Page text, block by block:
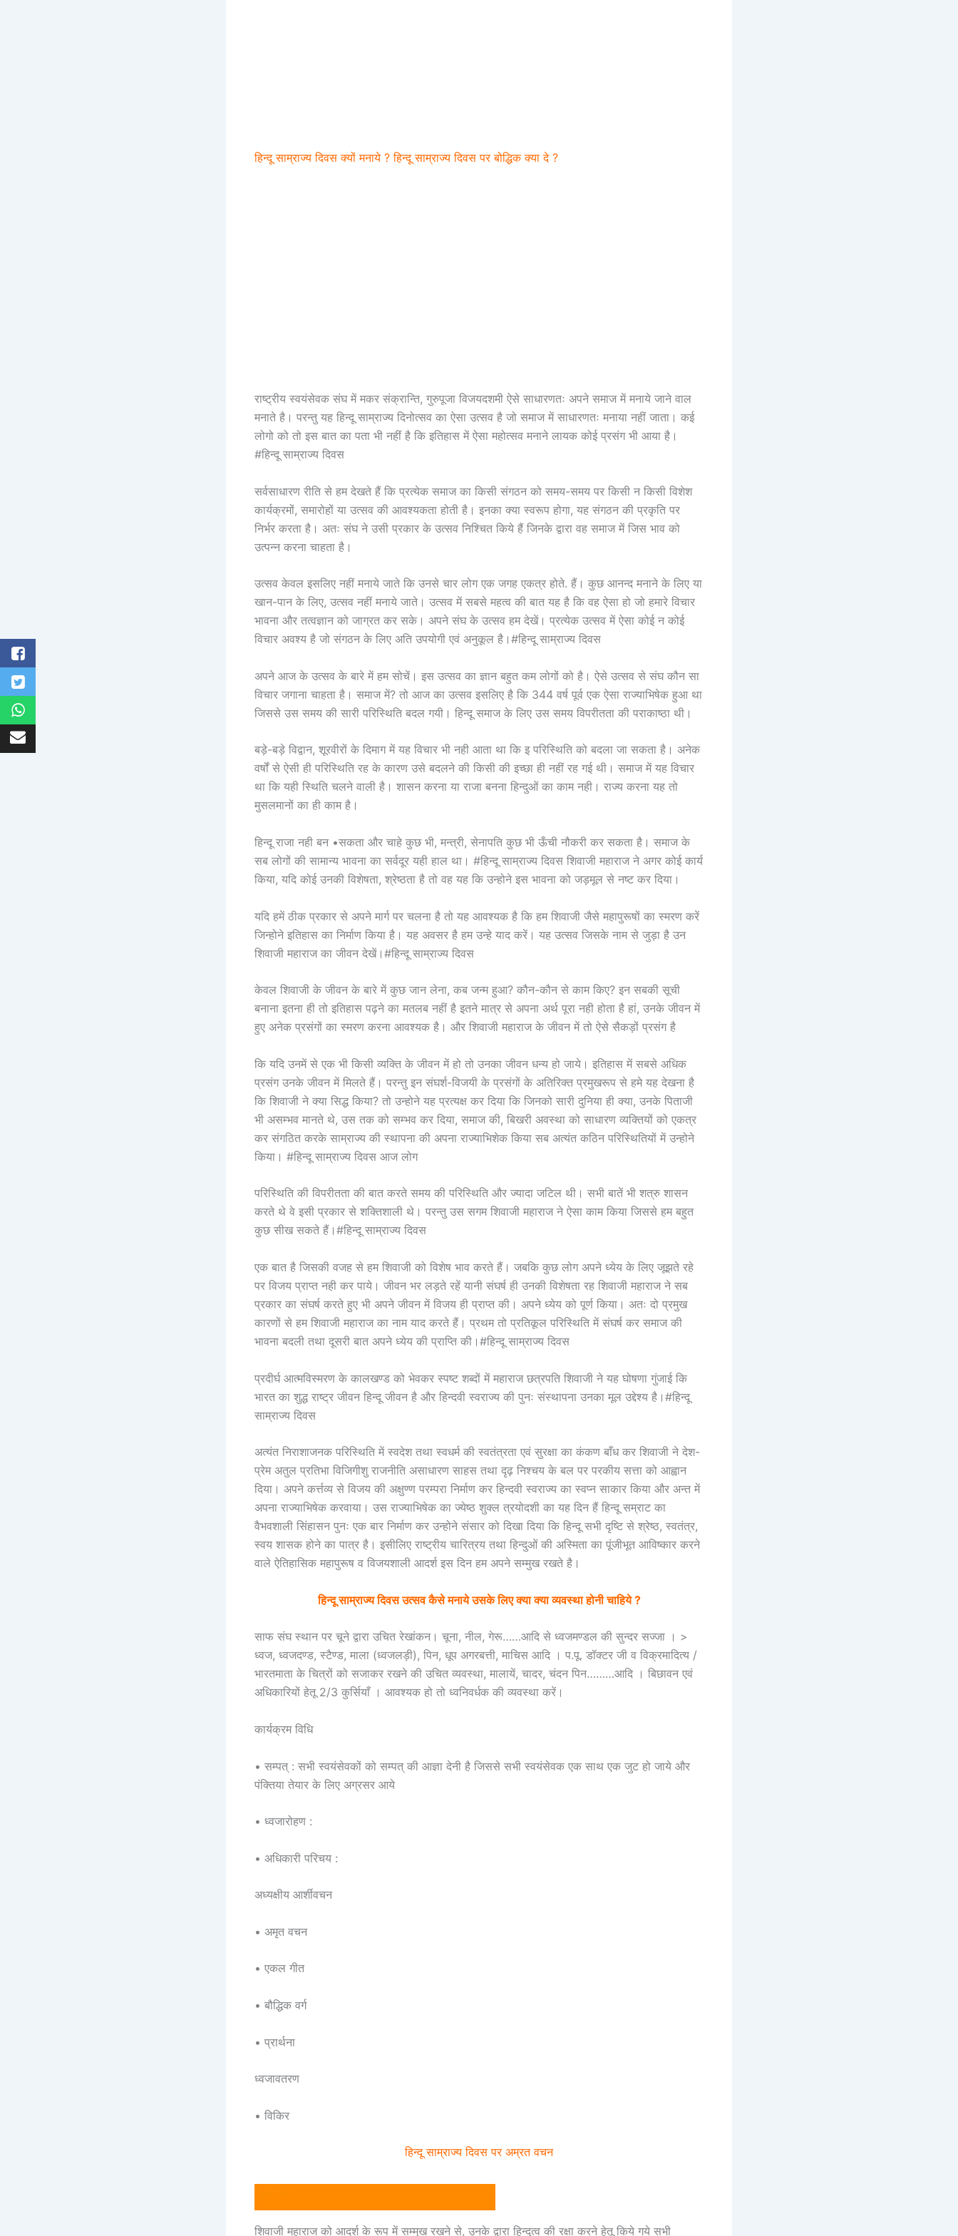
हिन्दू साम्राज्य दिवस क्यों मनाये ? हिन्दू साम्राज्य दिवस पर बोद्धिक क्या दे ?
राष्ट्रीय स्वयंसेवक संघ में मकर संक्रान्ति, गुरुपूजा विजयदशमी ऐसे साधारणतः अपने समाज में मनाये जाने वाल
मनाते है। परन्तु यह हिन्दू साम्राज्य दिनोत्सव का ऐसा उत्सव है जो समाज में साधारणतः मनाया नहीं जाता। कई
लोगो को तो इस बात का पता भी नहीं है कि इतिहास में ऐसा महोत्सव मनाने लायक कोई प्रसंग भी आया है।
#हिन्दू साम्राज्य दिवस
सर्वसाधारण रीति से हम देखते हैं कि प्रत्येक समाज का किसी संगठन को समय-समय पर किसी न किसी विशेश
कार्यक्रमों, समारोहों या उत्सव की आवश्यकता होती है। इनका क्या स्वरूप होगा, यह संगठन की प्रकृति पर
निर्भर करता है। अतः संघ ने उसी प्रकार के उत्सव निश्चित किये हैं जिनके द्वारा वह समाज में जिस भाव को
उत्पन्न करना चाहता है।
उत्सव केवल इसलिए नहीं मनाये जाते कि उनसे चार लोग एक जगह एकत्र होते. हैं। कुछ आनन्द मनाने के लिए या
खान-पान के लिए, उत्सव नहीं मनाये जाते। उत्सव में सबसे महत्व की बात यह है कि वह ऐसा हो जो हमारे विचार
भावना और तत्वज्ञान को जाग्रत कर सके। अपने संघ के उत्सव हम देखें। प्रत्येक उत्सव में ऐसा कोई न कोई
विचार अवश्य है जो संगठन के लिए अति उपयोगी एवं अनुकूल है।#हिन्दू साम्राज्य दिवस
अपने आज के उत्सव के बारे में हम सोचें। इस उत्सव का ज्ञान बहुत कम लोगों को है। ऐसे उत्सव से संघ कौन सा
विचार जगाना चाहता है। समाज में? तो आज का उत्सव इसलिए है कि 344 वर्ष पूर्व एक ऐसा राज्याभिषेक हुआ था
जिससे उस समय की सारी परिस्थिति बदल गयी। हिन्दू समाज के लिए उस समय विपरीतता की पराकाष्ठा थी।
बड़े-बड़े विद्वान, शूरवीरों के दिमाग में यह विचार भी नही आता था कि इ परिस्थिति को बदला जा सकता है। अनेक
वर्षों से ऐसी ही परिस्थिति रह के कारण उसे बदलने की किसी की इच्छा ही नहीं रह गई थी। समाज में यह विचार
था कि यही स्थिति चलने वाली है। शासन करना या राजा बनना हिन्दुओं का काम नही। राज्य करना यह तो
मुसलमानों का ही काम है।
हिन्दू राजा नही बन •सकता और चाहे कुछ भी, मन्त्री, सेनापति कुछ भी ऊँची नौकरी कर सकता है। समाज के
सब लोगों की सामान्य भावना का सर्वदूर यही हाल था। #हिन्दू साम्राज्य दिवस शिवाजी महाराज ने अगर कोई कार्य
किया, यदि कोई उनकी विशेषता, श्रेष्ठता है तो वह यह कि उन्होने इस भावना को जड़मूल से नष्ट कर दिया।
यदि हमें ठीक प्रकार से अपने मार्ग पर चलना है तो यह आवश्यक है कि हम शिवाजी जैसे महापुरूषों का स्मरण करें
जिन्होने इतिहास का निर्माण किया है। यह अवसर है हम उन्हे याद करें। यह उत्सव जिसके नाम से जुड़ा है उन
शिवाजी महाराज का जीवन देखें।#हिन्दू साम्राज्य दिवस
केवल शिवाजी के जीवन के बारे में कुछ जान लेना, कब जन्म हुआ? कौन-कौन से काम किए? इन सबकी सूची
बनाना इतना ही तो इतिहास पढ़ने का मतलब नहीं है इतने मात्र से अपना अर्थ पूरा नही होता है हां, उनके जीवन में
हुए अनेक प्रसंगों का स्मरण करना आवश्यक है। और शिवाजी महाराज के जीवन में तो ऐसे सैकड़ों प्रसंग है
कि यदि उनमें से एक भी किसी व्यक्ति के जीवन में हो तो उनका जीवन धन्य हो जाये। इतिहास में सबसे अधिक
प्रसंग उनके जीवन में मिलते हैं। परन्तु इन संघर्श-विजयी के प्रसंगों के अतिरिक्त प्रमुखरूप से हमे यह देखना है
कि शिवाजी ने क्या सिद्ध किया? तो उन्होने यह प्रत्यक्ष कर दिया कि जिनको सारी दुनिया ही क्या, उनके पिताजी
भी असम्भव मानते थे, उस तक को सम्भव कर दिया, समाज की, बिखरी अवस्था को साधारण व्यक्तियों को एकत्र
कर संगठित करके साम्राज्य की स्थापना की अपना राज्याभिशेक किया सब अत्यंत कठिन परिस्थितियों में उन्होने
किया। #हिन्दू साम्राज्य दिवस आज लोग
परिस्थिति की विपरीतता की बात करते समय की परिस्थिति और ज्यादा जटिल थी। सभी बातें भी शत्रु शासन
करते थे वे इसी प्रकार से शक्तिशाली थे। परन्तु उस सगम शिवाजी महाराज ने ऐसा काम किया जिससे हम बहुत
कुछ सीख सकते हैं।#हिन्दू साम्राज्य दिवस
एक बात है जिसकी वजह से हम शिवाजी को विशेष भाव करते हैं। जबकि कुछ लोग अपने ध्येय के लिए जूझते रहे
पर विजय प्राप्त नही कर पाये। जीवन भर लड़ते रहें यानी संघर्ष ही उनकी विशेषता रह शिवाजी महाराज ने सब
प्रकार का संघर्ष करते हुए भी अपने जीवन में विजय ही प्राप्त की। अपने ध्येय को पूर्ण किया। अतः दो प्रमुख
कारणों से हम शिवाजी महाराज का नाम याद करते हैं। प्रथम तो प्रतिकूल परिस्थिति में संघर्ष कर समाज की
भावना बदली तथा दूसरी बात अपने ध्येय की प्राप्ति की।#हिन्दू साम्राज्य दिवस
प्रदीर्घ आत्मविस्मरण के कालखण्ड को भेवकर स्पष्ट शब्दों में महाराज छत्रपति शिवाजी ने यह घोषणा गुंजाई कि
भारत का शुद्ध राष्ट्र जीवन हिन्दू जीवन है और हिन्दवी स्वराज्य की पुनः संस्थापना उनका मूल उद्देश्य है।#हिन्दू
साम्राज्य दिवस
अत्यंत निराशाजनक परिस्थिति में स्वदेश तथा स्वधर्म की स्वतंत्रता एवं सुरक्षा का कंकण बाँध कर शिवाजी ने देश-
प्रेम अतुल प्रतिभा विजिगीशु राजनीति असाधारण साहस तथा दृढ़ निश्चय के बल पर परकीय सत्ता को आह्वान
दिया। अपने कर्त्तव्य से विजय की अक्षुण्ण परम्परा निर्माण कर हिन्दवी स्वराज्य का स्वप्न साकार किया और अन्त में
अपना राज्याभिषेक करवाया। उस राज्याभिषेक का ज्येष्ठ शुक्ल त्रयोदशी का यह दिन हैं हिन्दू सम्राट का
वैभवशाली सिंहासन पुनः एक बार निर्माण कर उन्होने संसार को दिखा दिया कि हिन्दू सभी दृष्टि से श्रेष्ठ, स्वतंत्र,
स्वय शासक होने का पात्र है। इसीलिए राष्ट्रीय चारित्रय तथा हिन्दुओं की अस्मिता का पूंजीभूत आविष्कार करने
वाले ऐतिहासिक महापुरूष व विजयशाली आदर्श इस दिन हम अपने सम्मुख रखते है।
हिन्दू साम्राज्य दिवस उत्सव कैसे मनाये उसके लिए क्या क्या व्यवस्था होनी चाहिये ?
साफ संघ स्थान पर चूने द्वारा उचित रेखांकन। चूना, नील, गेरू……आदि से ध्वजमण्डल की सुन्दर सज्जा । >
ध्वज, ध्वजदण्ड, स्टैण्ड, माला (ध्वजलड़ी), पिन, धूप अगरबत्ती, माचिस आदि । प.पू. डॉक्टर जी व विक्रमादित्य /
भारतमाता के चित्रों को सजाकर रखने की उचित व्यवस्था, मालायें, चादर, चंदन पिन………आदि । बिछावन एवं
अधिकारियों हेतू 2/3 कुर्सियाँ । आवश्यक हो तो ध्वनिवर्धक की व्यवस्था करें।
कार्यक्रम विधि
• सम्पत् : सभी स्वयंसेवकों को सम्पत् की आज्ञा देनी है जिससे सभी स्वयंसेवक एक साथ एक जुट हो जाये और
पंक्तिया तेयार के लिए अग्रसर आये
• ध्वजारोहण :
• अधिकारी परिचय :
अध्यक्षीय आर्शीवचन
• अमृत वचन
• एकल गीत
• बौद्धिक वर्ग
• प्रार्थना
ध्वजावतरण
• विकिर
हिन्दू साम्राज्य दिवस पर अम्रत वचन
शिवाजी महाराज को आदर्श के रूप में सम्मुख रखने से, उनके द्वारा हिन्दुत्व की रक्षा करने हेतू किये गये सभी